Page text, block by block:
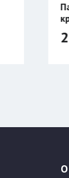
STORM 2